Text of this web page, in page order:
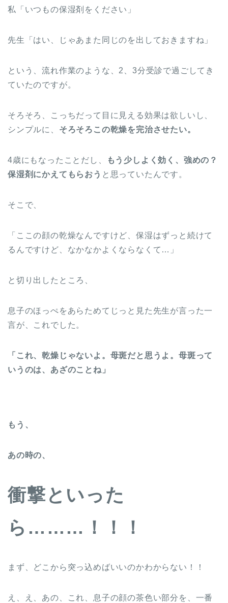
私「いつもの保湿剤をください」
先生「はい、じゃあまた同じのを出しておきますね」
という、流れ作業のような、2、3分受診で過ごしてき
ていたのですが。
そろそろ、こっちだって目に見える効果は欲しいし、
シンプルに、 そろそろこの乾燥を完治させたい。
4歳にもなったことだし、
もう少しよく効く、強めの？
保湿剤にかえてもらおう と思っていたんです。
そこで、
「ここの顔の乾燥なんですけど、保湿はずっと続けて
るんですけど、なかなかよくならなくて…」
と切り出したところ、
息子のほっぺをあらためてじっと見た先生が言った一
言が、これでした。
「これ、乾燥じゃないよ。母斑だと思うよ。母斑って
いうのは、あざのことね」
もう、
あの時の、
衝撃といった
ら………！！！
まず、どこから突っ込めばいいのかわからない！！
え、え、あの、これ、息子の顔の茶色い部分を、一番